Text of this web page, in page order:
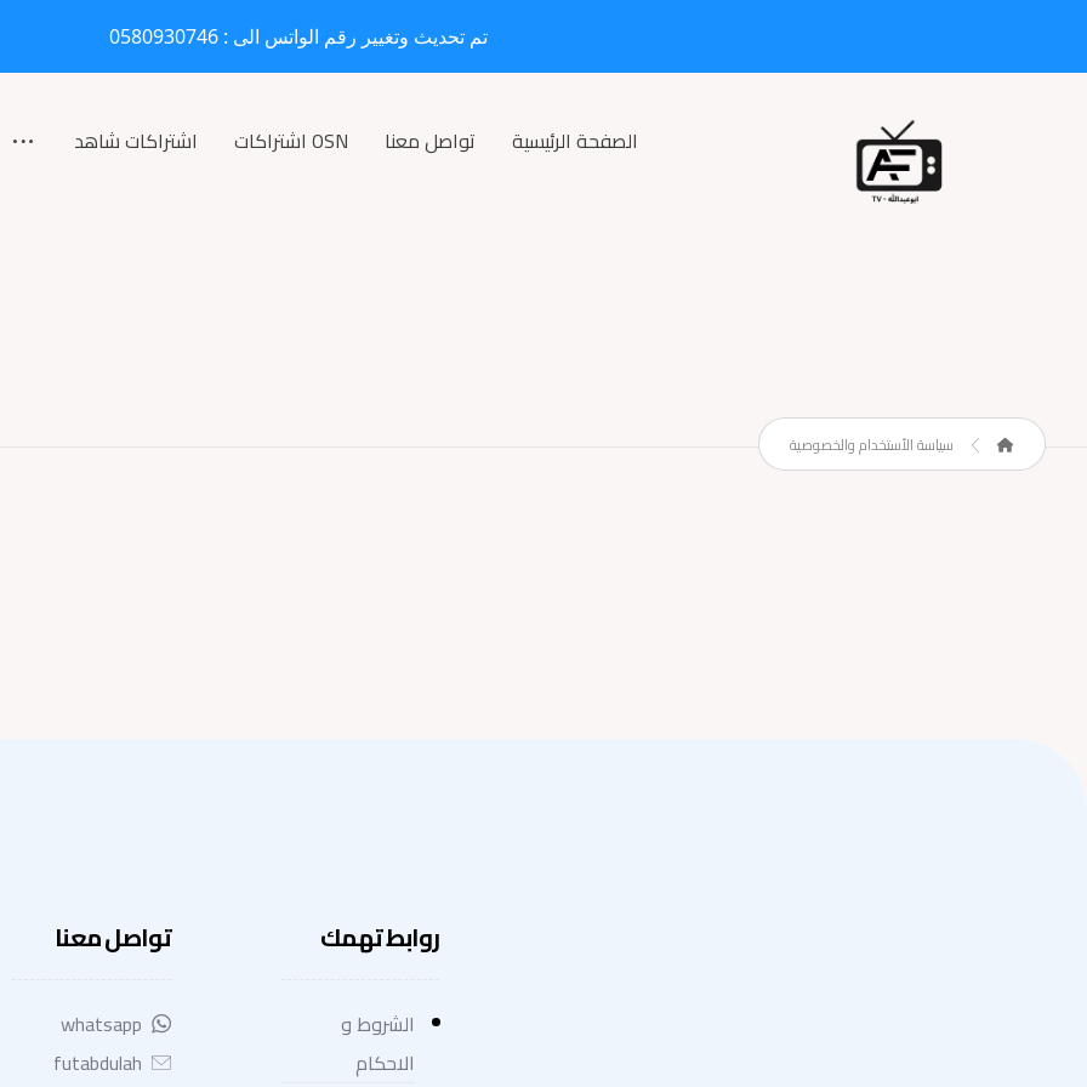
تم تحديث وتغيير رقم الواتس الى : 0580930746
الصفحة الرئيسية تواصل معنا OSN اشتراكات اشتراكات شاهد
سياسة الأستخدام والخصوصية
روابط تهمك
الشروط و
الاحكام
تواصل معنا
whatsapp
futabdulah